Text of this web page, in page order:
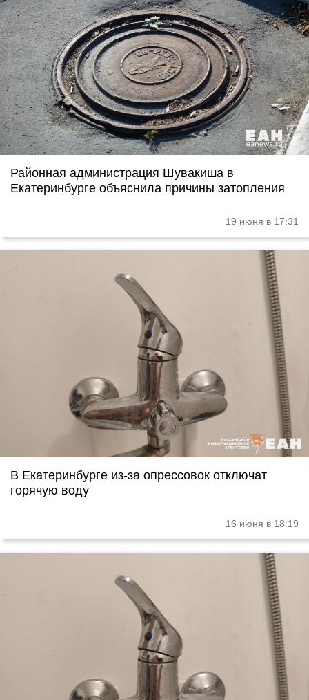
Районная администрация Шувакиша в
Екатеринбурге объяснила причины затопления
19 июня в 17:31
В Екатеринбурге из-за опрессовок отключат
горячую воду
16 июня в 18:19